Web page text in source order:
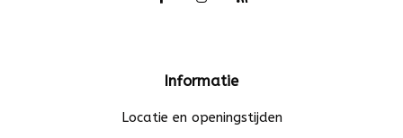
Informatie
Locatie en openingstijden